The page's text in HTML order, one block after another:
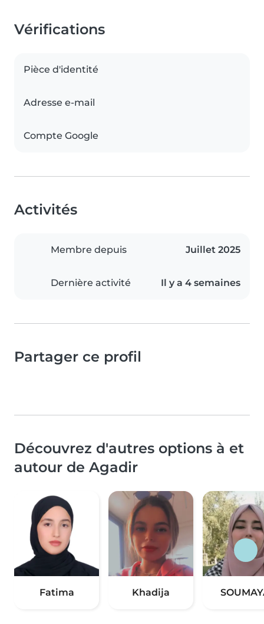
Vérifications
Pièce d'identité
Adresse e-mail
Compte Google
Activités
Membre depuis Juillet 2025
Dernière activité Il y a 4 semaines
Partager ce profil
Découvrez d'autres options à et
autour de Agadir
Fatima Khadija